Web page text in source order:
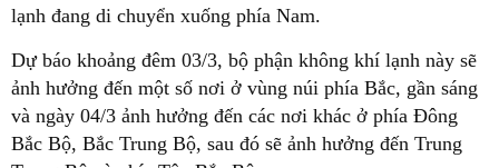
lạnh đang di chuyển xuống phía Nam.
Dự báo khoảng đêm 03/3, bộ phận không khí lạnh này sẽ
ảnh hưởng đến một số nơi ở vùng núi phía Bắc, gần sáng
và ngày 04/3 ảnh hưởng đến các nơi khác ở phía Đông
Bắc Bộ, Bắc Trung Bộ, sau đó sẽ ảnh hưởng đến Trung